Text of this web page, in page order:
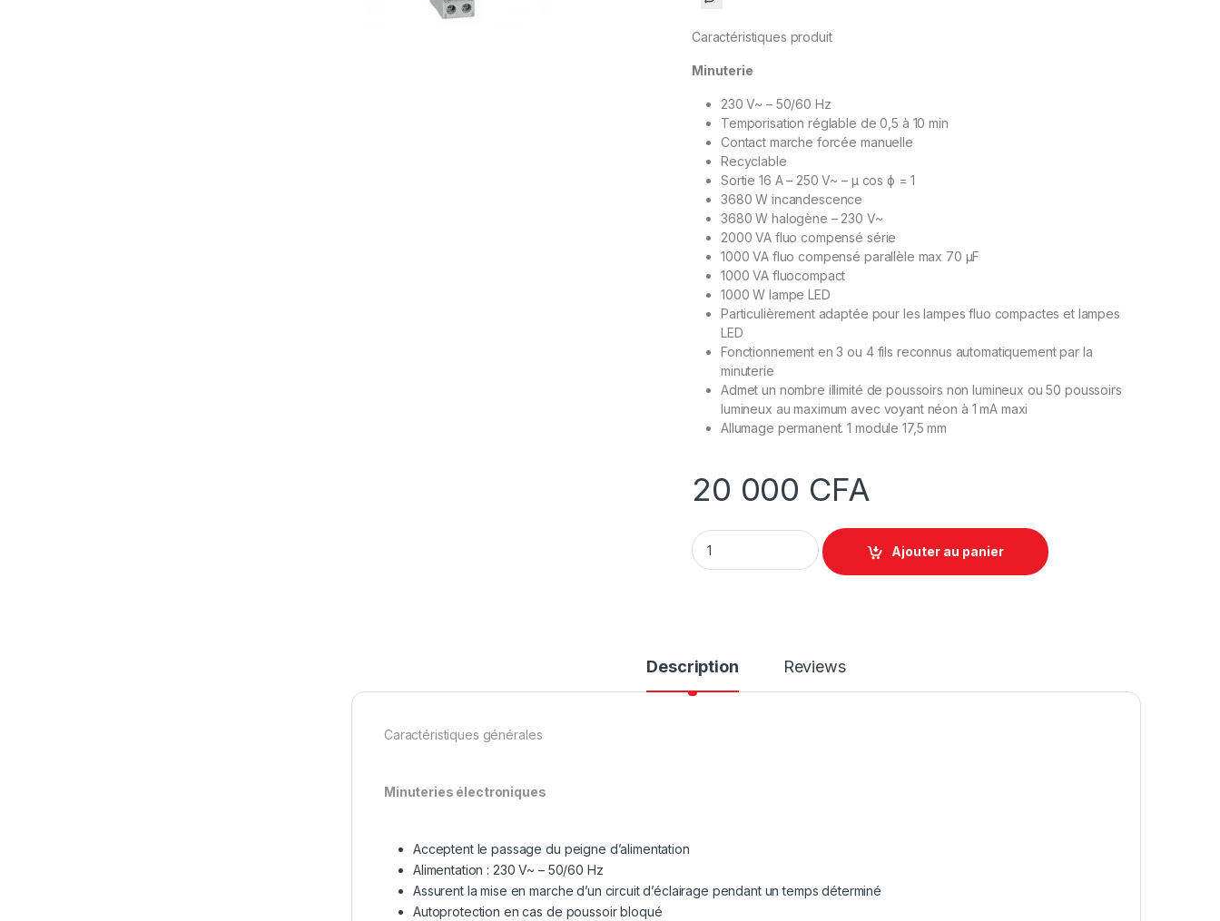
Caractéristiques produit
Minuterie
230 V~ – 50/60 Hz
Temporisation réglable de 0,5 à 10 min
Contact marche forcée manuelle
Recyclable
Sortie 16 A – 250 V~ – μ cos ϕ = 1
3680 W incandescence
3680 W halogène – 230 V~
2000 VA fluo compensé série
1000 VA fluo compensé parallèle max 70 μF
1000 VA fluocompact
1000 W lampe LED
Particulièrement adaptée pour les lampes fluo compactes et lampes
LED
Fonctionnement en 3 ou 4 fils reconnus automatiquement par la
minuterie
Admet un nombre illimité de poussoirs non lumineux ou 50 poussoirs
lumineux au maximum avec voyant néon à 1 mA maxi
Allumage permanent. 1 module 17,5 mm
20 000 CFA
Minuterie modulaire 230V~ 50Hz et 60Hz - sortie 16A 250V~ - 1 module quantity
Ajouter au panier
Description Reviews
Caractéristiques générales
Minuteries électroniques
Acceptent le passage du peigne d’alimentation
Alimentation : 230 V~ – 50/60 Hz
Assurent la mise en marche d’un circuit d’éclairage pendant un temps déterminé
Autoprotection en cas de poussoir bloqué